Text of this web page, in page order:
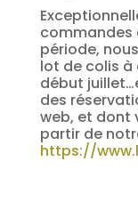
commandes
période,
lot de colis
début
des
web, et dont
partir de
https://